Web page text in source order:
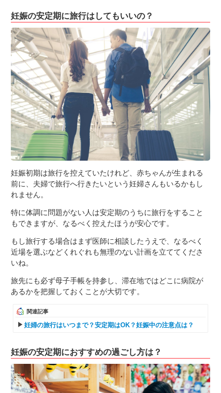
妊娠の安定期に旅行はしてもいいの？
妊娠初期は旅行を控えていたけれど、赤ちゃんが生まれる
前に、夫婦で旅行へ行きたいという妊婦さんもいるかもし
れません。
特に体調に問題がない人は安定期のうちに旅行をすること
もできますが、なるべく控えたほうが安心です。
もし旅行する場合はまず医師に相談したうえで、なるべく
近場を選ぶなどくれぐれも無理のない計画を立ててくださ
いね。
旅先にも必ず母子手帳を持参し、滞在地ではどこに病院が
あるかを把握しておくことが大切です。
関連記事
妊婦の旅行はいつまで？安定期はOK？妊娠中の注意点は？
妊娠の安定期におすすめの過ごし方は？